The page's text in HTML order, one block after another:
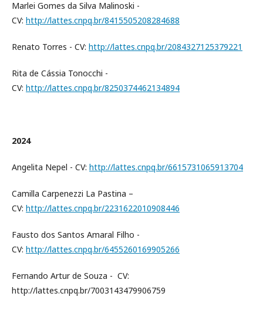
Marlei Gomes da Silva Malinoski -
CV: http://lattes.cnpq.br/8415505208284688
Renato Torres - CV: http://lattes.cnpq.br/2084327125379221
Rita de Cássia Tonocchi -
CV: http://lattes.cnpq.br/8250374462134894
2024
Angelita Nepel - CV: http://lattes.cnpq.br/6615731065913704
Camilla Carpenezzi La Pastina –
CV: http://lattes.cnpq.br/2231622010908446
Fausto dos Santos Amaral Filho -
CV: http://lattes.cnpq.br/6455260169905266
Fernando Artur de Souza - CV:
http://lattes.cnpq.br/7003143479906759